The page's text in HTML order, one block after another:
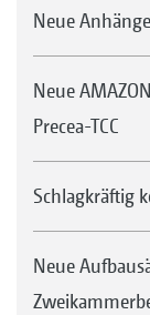
Neue
Neue
Precea-TCC
Schlagkräftig
Neue